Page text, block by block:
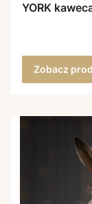
YORK
Zobacz